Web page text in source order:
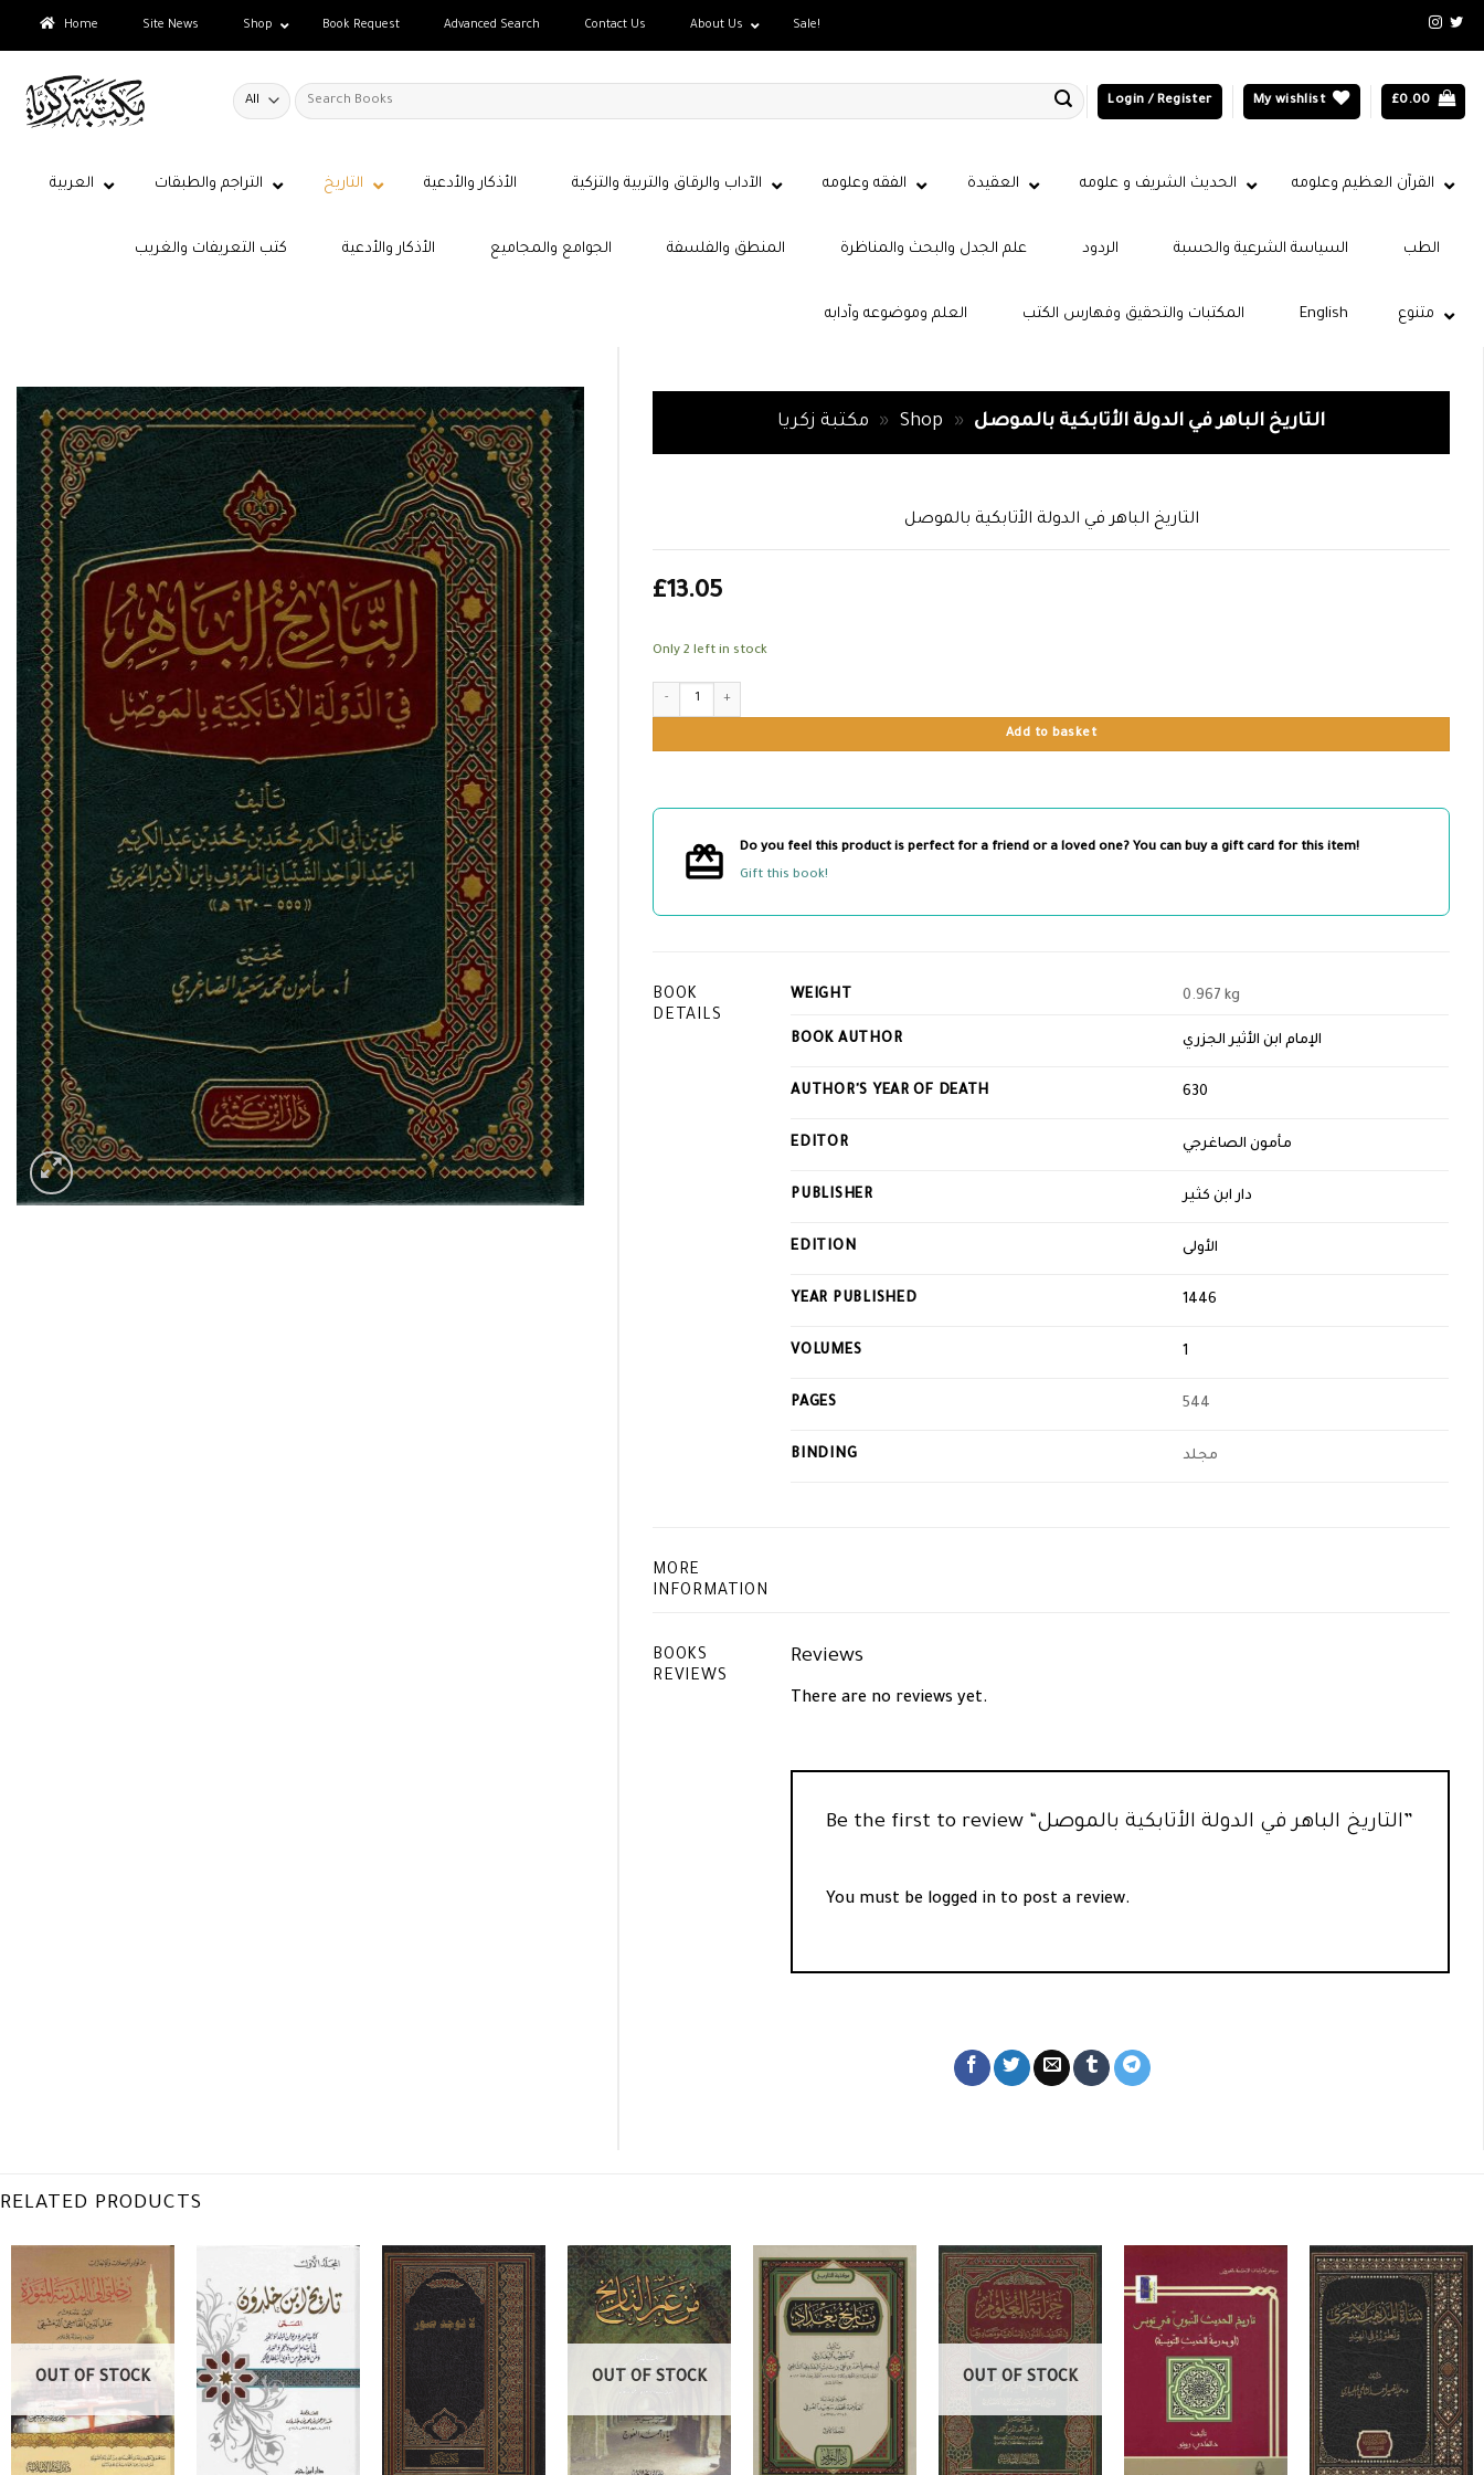
Home Site News Shop Book Request Advanced Search Contact Us About Us Sale!
Search
for:
Login / Register My wishlist £0.00
القرآن العظيم وعلومه الحديث الشريف و علومه العقيدة الفقه وعلومه الآداب والرقاق والتربية والتزكية الأذكار والأدعية التاريخ التراجم والطبقات العربية
كتب التعريفات والغريب الأذكار والأدعية الجوامع والمجاميع المنطق والفلسفة علم الجدل والبحث والمناظرة الردود السياسة الشرعية والحسبة الطب
العلم وموضوعه وآدابه المكتبات والتحقيق وفهارس الكتب متنوع English
مكتبة زكريا » Shop » التاريخ الباهر في الدولة الأتابكية بالموصل
التاريخ الباهر في الدولة الأتابكية بالموصل
£13.05
Only 2 left in stock
Add to basket
Do you feel this product is perfect for a friend or a loved one? You can buy a gift card for this item!
Gift this book!
BOOK
DETAILS
WEIGHT 0.967 kg
BOOK AUTHOR الإمام ابن الأثير الجزري
AUTHOR'S YEAR OF DEATH 630
EDITOR مأمون الصاغرجي
PUBLISHER دار ابن كثير
EDITION الأولى
YEAR PUBLISHED 1446
VOLUMES 1
PAGES 544
BINDING مجلد
MORE
INFORMATION
BOOKS
REVIEWS
Reviews
There are no reviews yet.
Be the first to review “التاريخ الباهر في الدولة الأتابكية بالموصل”
You must be logged in to post a review.
RELATED PRODUCTS
OUT OF STOCK OUT OF STOCK OUT OF STOCK